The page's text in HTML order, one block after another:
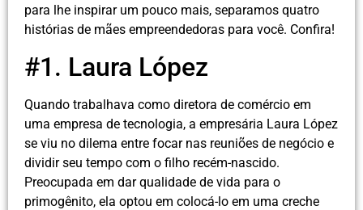
para lhe inspirar um pouco mais, separamos quatro
histórias de mães empreendedoras para você. Confira!
#1. Laura López
Quando trabalhava como diretora de comércio em
uma empresa de tecnologia, a empresária Laura López
se viu no dilema entre focar nas reuniões de negócio e
dividir seu tempo com o filho recém-nascido.
Preocupada em dar qualidade de vida para o
primogênito, ela optou em colocá-lo em uma creche